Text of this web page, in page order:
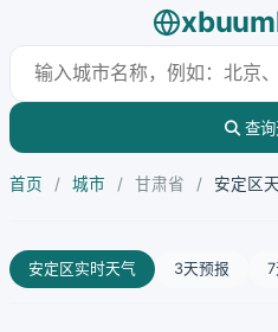
查询
首页 / 城市 / 甘肃省 / 安定区
安定区实时天气 3天预报